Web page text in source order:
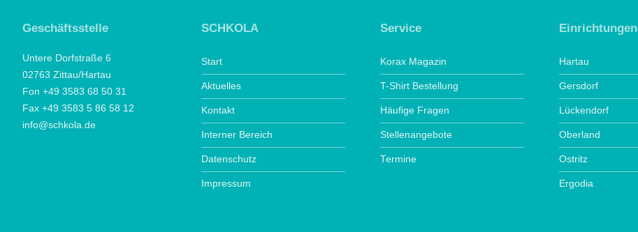
Geschäftsstelle
Untere Dorfstraße 6
02763 Zittau/Hartau
Fon +49 3583 68 50 31
Fax +49 3583 5 86 58 12
info@schkola.de
SCHKOLA
Start
Aktuelles
Kontakt
Interner Bereich
Datenschutz
Impressum
Service
Korax Magazin
T-Shirt Bestellung
Häufige Fragen
Stellenangebote
Termine
Einrichtungen
Hartau
Gersdorf
Lückendorf
Oberland
Ostritz
Ergodia